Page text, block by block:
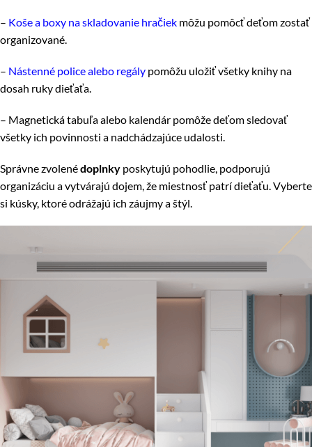
– Koše a boxy na skladovanie hračiek môžu pomôcť deťom zostať
organizované.
– Nástenné police alebo regály pomôžu uložiť všetky knihy na
dosah ruky dieťaťa.
– Magnetická tabuľa alebo kalendár pomôže deťom sledovať
všetky ich povinnosti a nadchádzajúce udalosti.
Správne zvolenédoplnky poskytujú pohodlie, podporujú
organizáciu a vytvárajú dojem, že miestnosť patrí dieťaťu. Vyberte
si kúsky, ktoré odrážajú ich záujmy a štýl.